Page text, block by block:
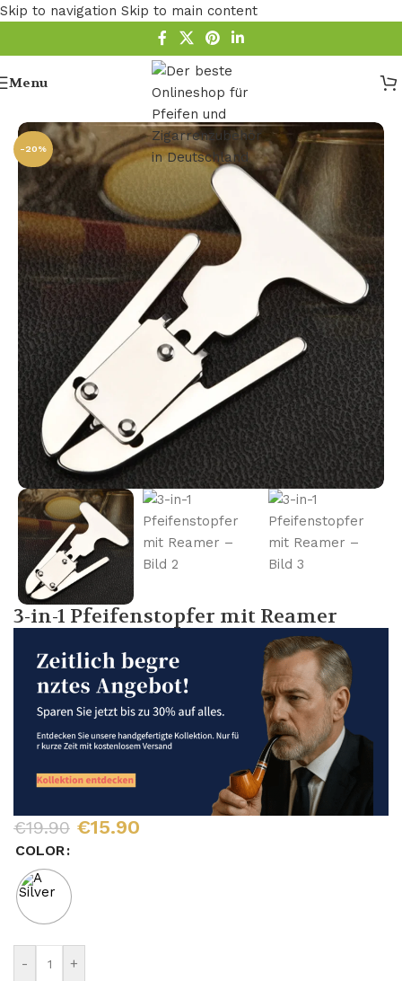
Skip to navigation Skip to main content
Menu
Pfeifen Zubehör/Pipe Reamer
-20%
3-in-1 Pfeifenstopfer mit Reamer
€19.90 €15.90
COLOR
- +